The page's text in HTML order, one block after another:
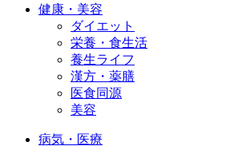
健康・美容
ダイエット
栄養・食生活
養生ライフ
漢方・薬膳
医食同源
美容
病気・医療